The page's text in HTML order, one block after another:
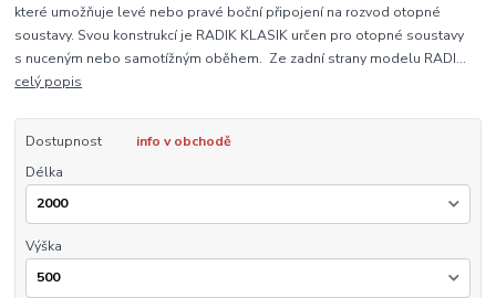
které umožňuje levé nebo pravé boční připojení na rozvod otopné
soustavy. Svou konstrukcí je RADIK KLASIK určen pro otopné soustavy
s nuceným nebo samotížným oběhem. Ze zadní strany modelu RADI...
celý popis
Dostupnost
info v obchodě
Délka
Výška